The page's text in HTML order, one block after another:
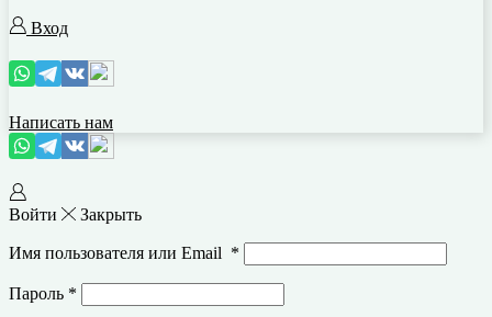
Вход
Написать нам
Войти Закрыть
Имя пользователя или Email *
Пароль *